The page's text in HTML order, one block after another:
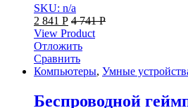
SKU: n/a
2 841 Р 4 741Р
View Product
Отложить
Сравнить
Компьютеры, Умные
Беспроводной